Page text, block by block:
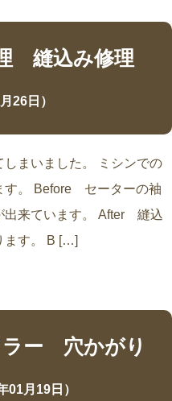
縫込み修理
26日）
まいました。 ミシンでの
す。 Before セーターの袖
出来ています。 After 縫込
ます。 B […]
ー 穴かがり
01月19日）